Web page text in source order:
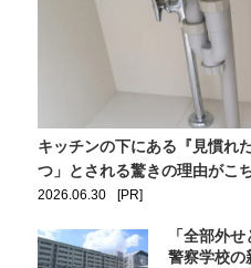
キッチンの下にある『見慣
つ」とされる驚きの理由がこ
2026.06.30 [PR]
「全部外
警察学校の